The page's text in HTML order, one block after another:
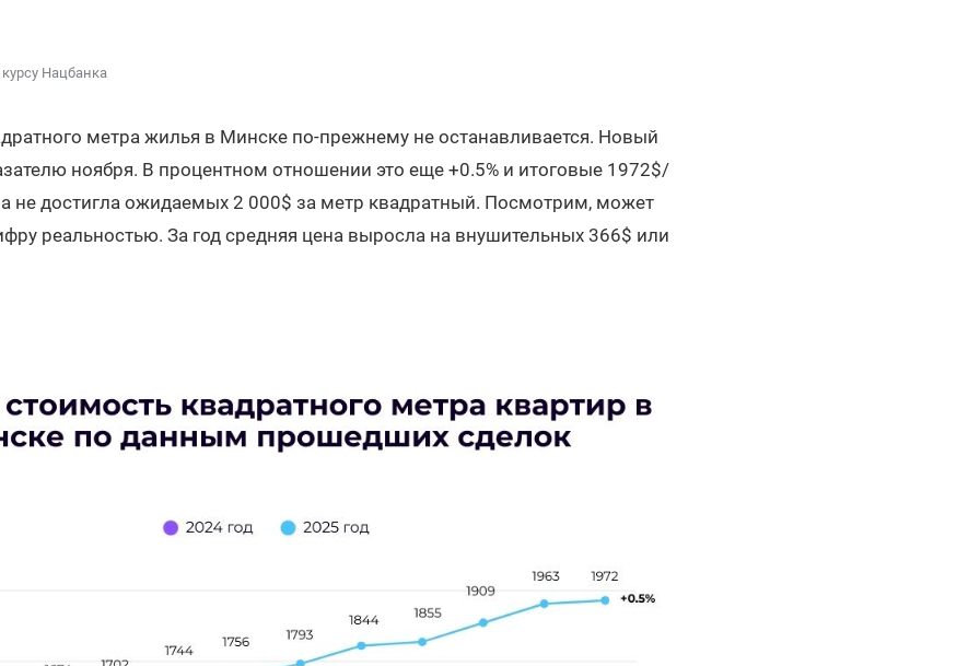
Нацбанка
метра жилья в Минске по-прежнему не останавливается. Новый
ноября. В процентном отношении это еще +0.5% и итоговые 1972$/
не достигла ожидаемых 2 000$ за метр квадратный. Посмотрим, может
реальностью. За год средняя цена выросла на внушительных 366$ или